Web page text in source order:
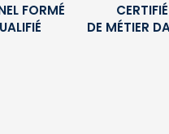
FORMÉ
DE MÉTIER